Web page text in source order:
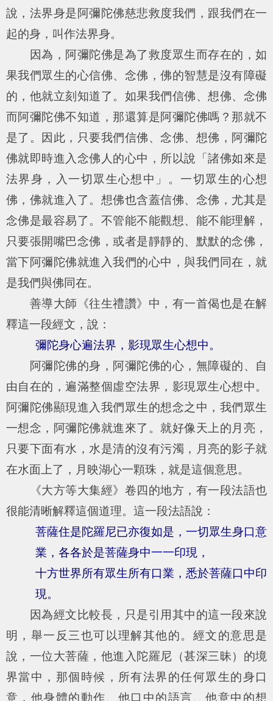
說，法界身是阿彌陀佛慈悲救度我們，跟我們在一
起的身，叫作法界身。
因為，阿彌陀佛是為了救度眾生而存在的，如
果我們眾生的心信佛、念佛，佛的智慧是沒有障礙
的，他就立刻知道了。如果我們信佛、想佛、念佛
而阿彌陀佛不知道，那還算是阿彌陀佛嗎？那就不
是了。因此，只要我們信佛、念佛、想佛，阿彌陀
佛就即時進入念佛人的心中，所以說「諸佛如來是
法界身，入一切眾生心想中」。一切眾生的心想
佛，佛就進入了。想佛也含蓋信佛、念佛，尤其是
念佛是最容易了。不管能不能觀想、能不能理解，
只要張開嘴巴念佛，或者是靜靜的、默默的念佛，
當下阿彌陀佛就進入我們的心中，與我們同在，就
是我們與佛同在。
善導大師《往生禮讚》中，有一首偈也是在解
釋這一段經文，說：
彌陀身心遍法界，影現眾生心想中。
阿彌陀佛的身，阿彌陀佛的心，無障礙的、自
由自在的，遍滿整個虛空法界，影現眾生心想中。
阿彌陀佛顯現進入我們眾生的想念之中，我們眾生
一想念，阿彌陀佛就進來了。就好像天上的月亮，
只要下面有水，水是清的沒有污濁，月亮的影子就
在水面上了，月映湖心一顆珠，就是這個意思。
《大方等大集經》卷四的地方，有一段法語也
很能清晰解釋這個道理。這一段法語說：
菩薩住是陀羅尼已亦復如是，一切眾生身口意
業，各各於是菩薩身中一一印現，
十方世界所有眾生所有口業，悉於菩薩口中印
現。
因為經文比較長，只是引用其中的這一段來說
明，舉一反三也可以理解其他的。經文的意思是
說，一位大菩薩，他進入陀羅尼（甚深三昧）的境
界當中，那個時候，所有法界的任何眾生的身口
意，他身體的動作、他口中的語言、他意中的想